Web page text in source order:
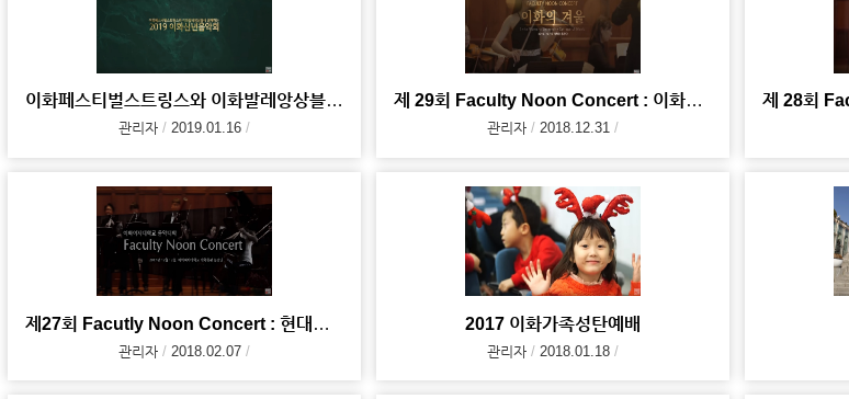
이화페스티벌스트링스와 이화발레앙상블이 함께하는 2019 이화신년음악회
관리자 2019.01.16
제 29회 Faculty Noon Concert : 이화의 겨울
관리자 2018.12.31
제27회 Facutly Noon Concert : 현대음악 앙상블 <소리>
관리자 2018.02.07
2017 이화가족성탄예배
관리자 2018.01.18